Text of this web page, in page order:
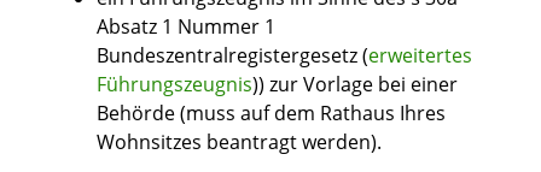
Absatz 1 Nummer 1
Bundeszentralregistergesetz (erweitertes
Führungszeugnis)) zur Vorlage bei einer
Behörde (muss auf dem Rathaus Ihres
Wohnsitzes beantragt werden).